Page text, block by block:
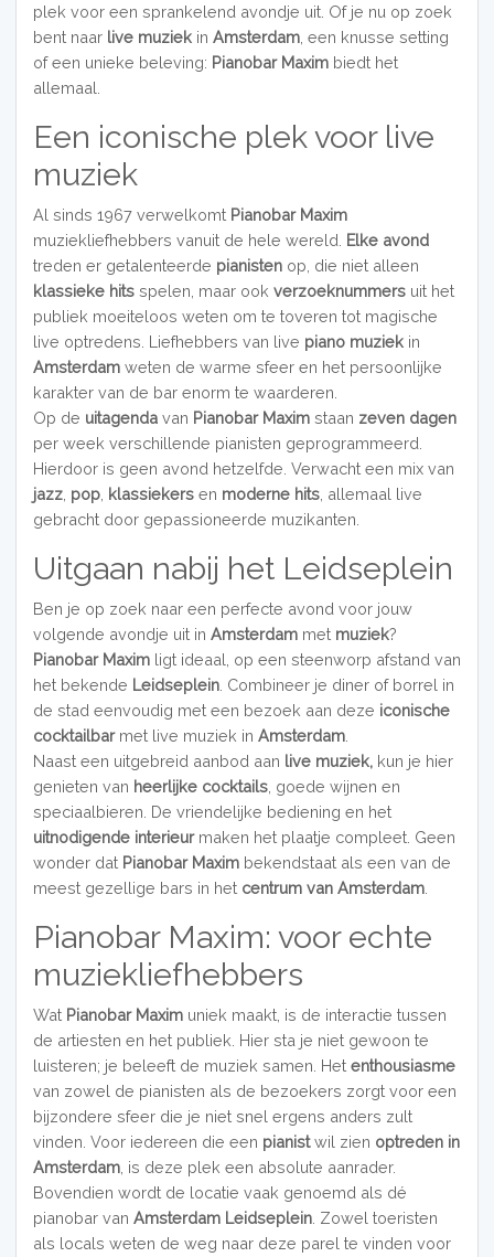
plek voor een sprankelend avondje uit. Of je nu op zoek
bent naarlive muziekin Amsterdam, een knusse setting
of een unieke beleving: Pianobar Maximbiedt het
allemaal.
Een iconische plek voor live
muziek
Al sinds 1967 verwelkomt Pianobar Maxim
muziekliefhebbers vanuit de hele wereld. Elke avond
treden er getalenteerde pianistenop, die niet alleen
klassieke hitsspelen, maar ook verzoeknummersuit het
publiek moeiteloos weten om te toveren tot magische
live optredens. Liefhebbers van live piano muziekin
Amsterdamweten de warme sfeer en het persoonlijke
karakter van de bar enorm te waarderen.
Op de uitagenda van Pianobar Maximstaan zeven dagen
per week verschillende pianisten geprogrammeerd.
Hierdoor is geen avond hetzelfde. Verwacht een mix van
jazz, pop, klassiekers en moderne hits, allemaal live
gebracht door gepassioneerde muzikanten.
Uitgaan nabij het Leidseplein
Ben je op zoek naar een perfecte avond voor jouw
volgende avondje uit in Amsterdam met muziek?
Pianobar Maximligt ideaal, op een steenworp afstand van
het bekende Leidseplein. Combineer je diner of borrel in
de stad eenvoudig met een bezoek aan deze iconische
cocktailbar met live muziek in Amsterdam.
Naast een uitgebreid aanbod aan live muziek,kun je hier
genieten van heerlijke cocktails, goede wijnen en
speciaalbieren. De vriendelijke bediening en het
uitnodigende interieur maken het plaatje compleet. Geen
wonder dat Pianobar Maxim bekendstaat als een van de
meest gezellige bars in het centrum van Amsterdam.
Pianobar Maxim: voor echte
muziekliefhebbers
Wat Pianobar Maximuniek maakt, is de interactie tussen
de artiesten en het publiek. Hier sta je niet gewoon te
luisteren; je beleeft de muziek samen. Het enthousiasme
van zowel de pianisten als de bezoekers zorgt voor een
bijzondere sfeer die je niet snel ergens anders zult
vinden. Voor iedereen die een pianistwil zien optreden in
Amsterdam, is deze plek een absolute aanrader.
Bovendien wordt de locatie vaak genoemd als dé
pianobar van Amsterdam Leidseplein. Zowel toeristen
als locals weten de weg naar deze parel te vinden voor